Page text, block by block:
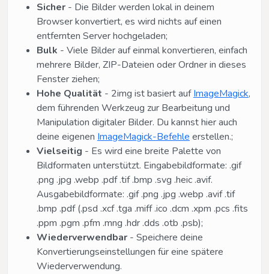
Sicher - Die Bilder werden lokal in deinem
Browser konvertiert, es wird nichts auf einen
entfernten Server hochgeladen;
Bulk - Viele Bilder auf einmal konvertieren, einfach
mehrere Bilder, ZIP-Dateien oder Ordner in dieses
Fenster ziehen;
Hohe Qualität - 2img ist basiert aufImageMagick,
dem führenden Werkzeug zur Bearbeitung und
Manipulation digitaler Bilder. Du kannst hier auch
deine eigenen ImageMagick-Befehle erstellen.;
Vielseitig - Es wird eine breite Palette von
Bildformaten unterstützt. Eingabebildformate: .gif
.png .jpg .webp .pdf .tif .bmp .svg .heic .avif.
Ausgabebildformate: .gif .png .jpg .webp .avif .tif
.bmp .pdf (.psd .xcf .tga .miff .ico .dcm .xpm .pcs .fits
.ppm .pgm .pfm .mng .hdr .dds .otb .psb);
Wiederverwendbar - Speichere deine
Konvertierungseinstellungen für eine spätere
Wiederverwendung.